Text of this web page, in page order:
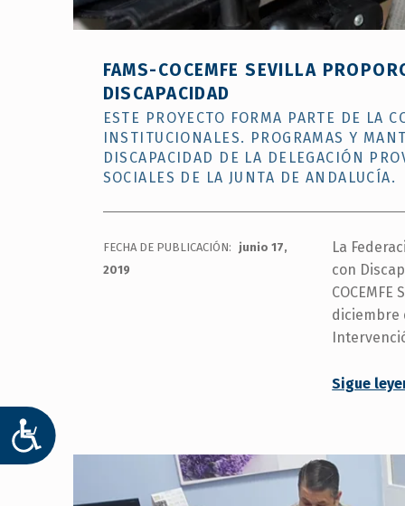
ACCESIBILIDAD
FAMS-COCEMFE SEVILLA
DISCAPACIDAD
ESTE PROYECTO FORMA PARTE DE LA
INSTITUCIONALES. PROGRAMAS Y
DISCAPACIDAD DE LA DELEGACIÓN
SOCIALES DE LA JUNTA DE ANDALUCÍA.
FECHA DE PUBLICACIÓN:
junio 17,
2019
La
con
diciembre
Sigue